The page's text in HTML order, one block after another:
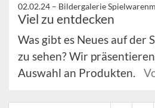
02.02.24 – Bildergalerie
Viel zu entdecken
Was gibt es Neues auf der
zu sehen? Wir
Auswahl an Produkten.